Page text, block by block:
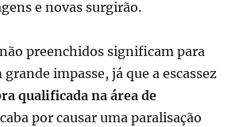
e novas surgirão.
preenchidos significam para
impasse, já que a escassez
qualificada na área de
por causar uma paralisação